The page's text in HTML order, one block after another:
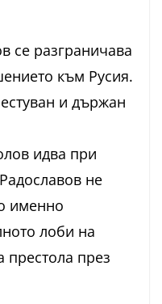
се разграничава
към Русия.
и държан
идва при
не
именно
лоби на
престола през